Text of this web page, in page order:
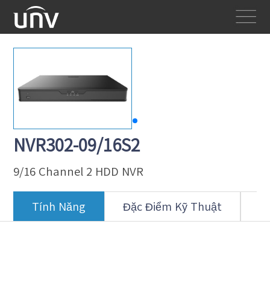
NVR302-09/16S2
9/16 Channel 2 HDD NVR
Tính Năng Đặc Điểm Kỹ Thuật